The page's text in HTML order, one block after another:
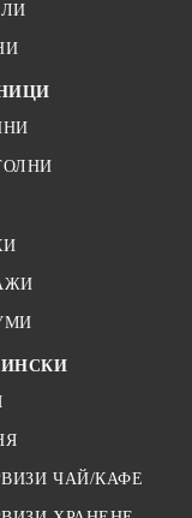
ЧАЙ/КАФЕ